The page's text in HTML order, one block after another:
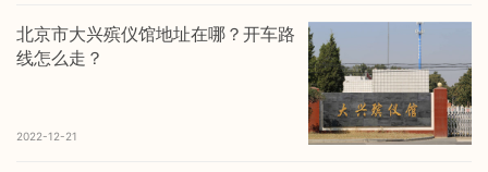
北京市大兴殡仪馆地址在哪？开车路
线怎么走？
2022-12-21